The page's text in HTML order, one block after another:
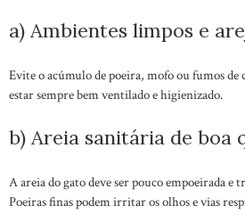
a) Ambientes limpos e
Evite o acúmulo de poeira, mofo ou fumos de
estar sempre bem ventilado e higienizado.
b) Areia sanitária de boa
A areia do gato deve ser pouco empoeirada e
Poeiras finas podem irritar os olhos e vias